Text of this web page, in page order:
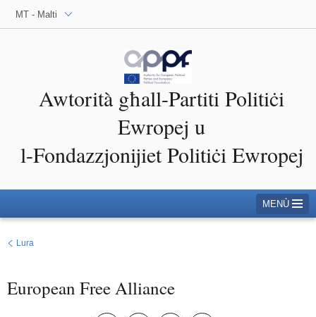
MT - Malti
Awtorità għall-Partiti Politiċi
Ewropej u
l-Fondazzjonijiet Politiċi Ewropej
MENÙ
Lura
European Free Alliance